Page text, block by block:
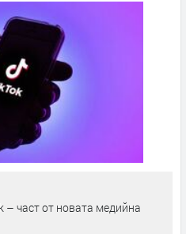
– част от новата медийна